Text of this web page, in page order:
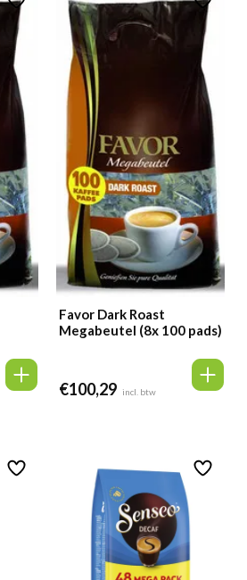
Favor Dark Roast
Megabeutel (8x 100 pads)
€100,29 incl. btw